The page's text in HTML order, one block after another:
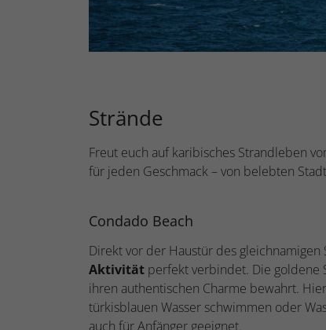
Strände
Freut euch auf karibisches Strandleben
für jeden Geschmack – von belebten
Condado Beach
Direkt vor der Haustür des
Aktivitätperfekt verbindet. Die goldene
ihren authentischen Charme bewahrt.
türkisblauen Wasser schwimmen oder
auch für Anfänger geeignet.